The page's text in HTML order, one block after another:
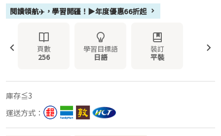
閱讀領航✈️，學習開疆！▶年度優惠66折起
頁數
256
學習目標語
日語
裝訂
平裝
庫存≦3
運送方式：